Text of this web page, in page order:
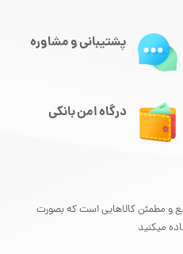
درگاه امن بانکی
پشتیبانی و مشاوره
و مطمئن کالاهایی است که بصورت
میکنید